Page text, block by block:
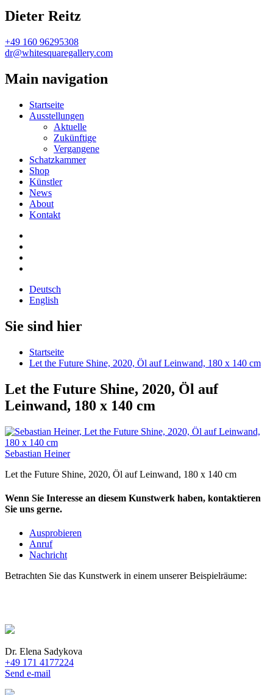
Dieter Reitz
+49 160 96295308
dr@whitesquaregallery.com
Main navigation
Startseite
Ausstellungen
Aktuelle
Zukünftige
Vergangene
Schatzkammer
Shop
Künstler
News
About
Kontakt
Deutsch
English
Sie sind hier
Startseite
Let the Future Shine, 2020, Öl auf Leinwand, 180 x 140 cm
Let the Future Shine, 2020, Öl auf
Leinwand, 180 x 140 cm
Sebastian Heiner
Let the Future Shine, 2020, Öl auf Leinwand, 180 x 140 cm
Wenn Sie Interesse an diesem Kunstwerk haben, kontaktieren
Sie uns gerne.
Ausprobieren
Anruf
Nachricht
Betrachten Sie das Kunstwerk in einem unserer Beispielräume:
Dr. Elena Sadykova
+49 171 4177224
Send e-mail